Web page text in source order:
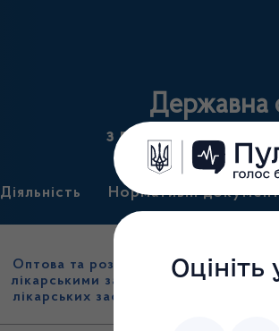
Державна
з лікарських
Діяльність Нормативні
Оптова та роздрібна торгівля
лікарськими засобами, імпорт
лікарських засобів (крім АФІ)